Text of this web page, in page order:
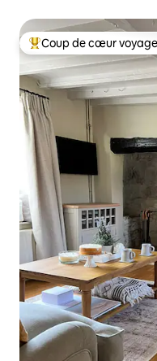
Coup de cœur
Coup de cœur